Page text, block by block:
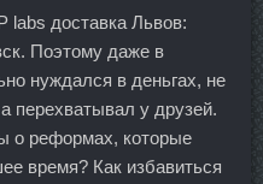
labs доставка Львов:
Поэтому даже в
нуждался в деньгах, не
перехватывал у друзей.
о реформах, которые
время? Как избавиться